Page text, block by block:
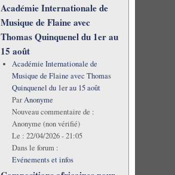
Académie Internationale de
Musique de Flaine avec
Thomas Quinquenel du 1er au
15 août
Académie Internationale de
Musique de Flaine avec Thomas
Quinquenel du 1er au 15 août
ParAnonyme
Nouveau commentaire de :
Anonyme (non vérifié)
Le : 22/04/2026 - 21:05
Dans le forum :
Evénements et infos